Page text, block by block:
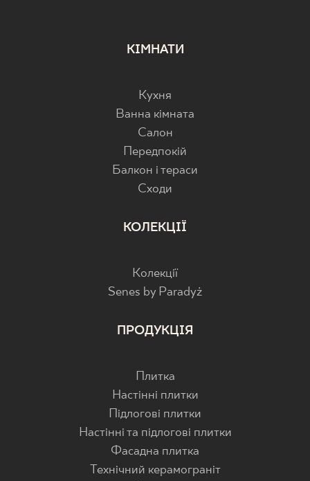
КІМНАТИ
Кухня
Ванна кімната
Салон
Передпокій
Балкон і тераси
Cходи
КОЛЕКЦІЇ
Колекції
Senes by Paradyż
ПРОДУКЦІЯ
Плитка
Настінні плитки
Підлогові плитки
Настінні та підлогові плитки
Фасадна плитка
Технічний керамограніт